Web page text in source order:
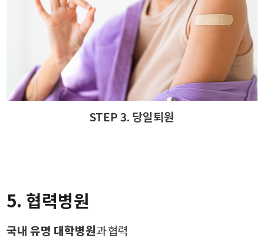
STEP 3. 당일퇴원
5. 협력병원
국내 유명 대학병원과 협력